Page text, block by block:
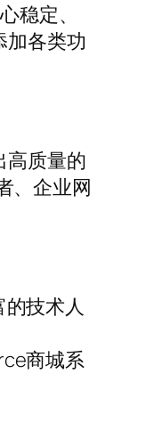
稳定、
加各类功
高质量的
、企业网
技术人
商城系